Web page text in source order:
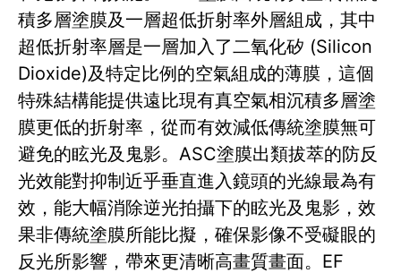
積多層塗膜及一層超低折射率外層組成，其中
超低折射率層是一層加入了二氧化矽 (Silicon
Dioxide)及特定比例的空氣組成的薄膜，這個
特殊結構能提供遠比現有真空氣相沉積多層塗
膜更低的折射率，從而有效減低傳統塗膜無可
避免的眩光及鬼影。ASC塗膜出類拔萃的防反
光效能對抑制近乎垂直進入鏡頭的光線最為有
效，能大幅消除逆光拍攝下的眩光及鬼影，效
果非傳統塗膜所能比擬，確保影像不受礙眼的
反光所影響，帶來更清晰高畫質畫面。EF